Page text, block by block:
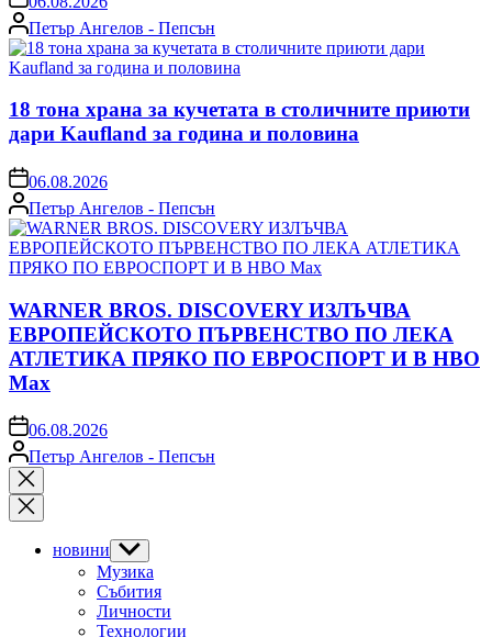
Posted
by
Петър Ангелов - Пепсън
18 тона храна за кучетата в столичните приюти
дари Kaufland за година и половина
on06.08.2026
Posted
by
Петър Ангелов - Пепсън
WARNER BROS. DISCOVERY ИЗЛЪЧВА
ЕВРОПЕЙСКОТО ПЪРВЕНСТВО ПО ЛЕКА
АТЛЕТИКА ПРЯКО ПО ЕВРОСПОРТ И В НВО
Мах
on06.08.2026
Posted
by
Петър Ангелов - Пепсън
Close
search
новини Show
sub
menu
Музика
Събития
Личности
Технологии